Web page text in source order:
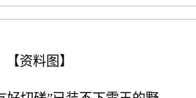
【资料图】